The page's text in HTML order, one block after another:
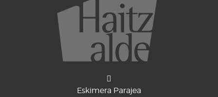
Eskimera Parajea